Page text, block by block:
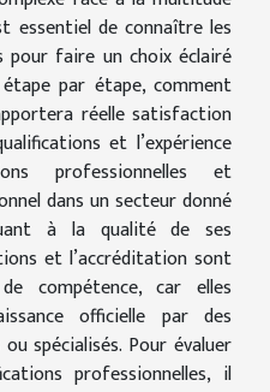
essentiel de connaître les
faire un choix éclairé
par étape, comment
réelle satisfaction
et l’expérience
professionnelles et
dans un secteur donné
à la qualité de ses
et l’accréditation sont
compétence, car elles
officielle par des
spécialisés. Pour évaluer
professionnelles, il